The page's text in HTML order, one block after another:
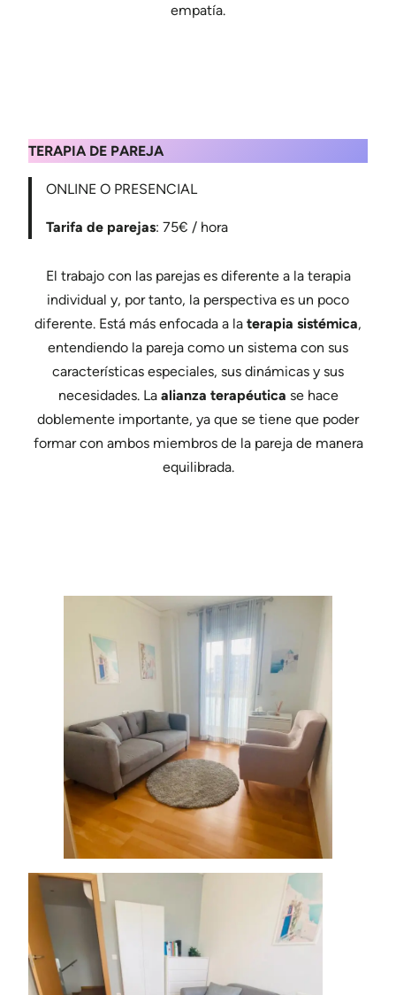
empatía.
TERAPIA DE PAREJA
ONLINE O PRESENCIAL
Tarifa de parejas: 75€ / hora
El trabajo con las parejas es diferente a la terapia
individual y, por tanto, la perspectiva es un poco
diferente. Está más enfocada a la terapia sistémica,
entendiendo la pareja como un sistema con sus
características especiales, sus dinámicas y sus
necesidades. La alianza terapéutica se hace
doblemente importante, ya que se tiene que poder
formar con ambos miembros de la pareja de manera
equilibrada.